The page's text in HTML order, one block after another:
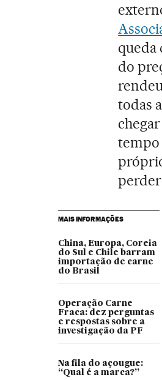
queda
do
todas
tempo
MAIS INFORMAÇÕES
China, Europa, Coreia
do Sul e Chile barram
importação de carne
do Brasil
Operação Carne
Fraca: dez perguntas
e respostas sobre a
investigação da PF
Na fila do açougue:
“Qual é a marca?”